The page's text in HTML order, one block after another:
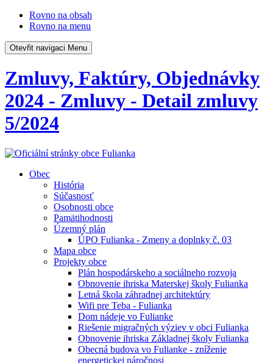
Rovno na obsah
Rovno na menu
Otevřit navigaci Menu
Zmluvy, Faktúry, Objednávky
2024 - Zmluvy - Detail zmluvy
5/2024
Obec
História
Súčasnosť
Osobnosti obce
Pamätihodnosti
Územný plán
ÚPO Fulianka - Zmeny a doplnky č. 03
Mapa obce
Projekty obce
Plán hospodárskeho a sociálneho rozvoja
Obnovenie ihriska Materskej školy Fulianka
Letná škola záhradnej architektúry
Wifi pre Teba - Fulianka
Dom nádeje vo Fulianke
Riešenie migračných výziev v obci Fulianka
Obnovenie ihriska Základnej školy Fulianka
Obecná budova vo Fulianke - zníženie
energetickej náročnosi